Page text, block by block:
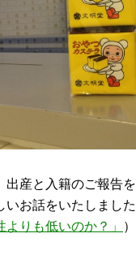
出産と入籍のご報告
いお話をいたしまし
りも低いのか？」
）